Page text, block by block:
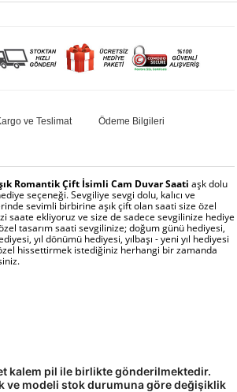
ve Teslimat Ödeme Bilgileri
Romantik Çift İsimli Cam Duvar Saati aşk dolu
seçeneği. Sevgiliye sevgi dolu, kalıcı ve
sevimli birbirine aşık çift olan saati size özel
saate ekliyoruz ve size de sadece sevgilinize hediye
tasarım saati sevgilinize; doğum günü hediyesi,
yıl dönümü hediyesi, yılbaşı - yeni yıl hediyesi
hissettirmek istediğiniz herhangi bir zamanda
kalem pil ile birlikte gönderilmektedir.
ve modeli stok durumuna göre değişiklik